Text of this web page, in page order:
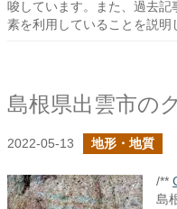
唆しています。また、過去
素を利用していることを説明
島根県出雲市の
2022-05-13 地形・地質
/**
島